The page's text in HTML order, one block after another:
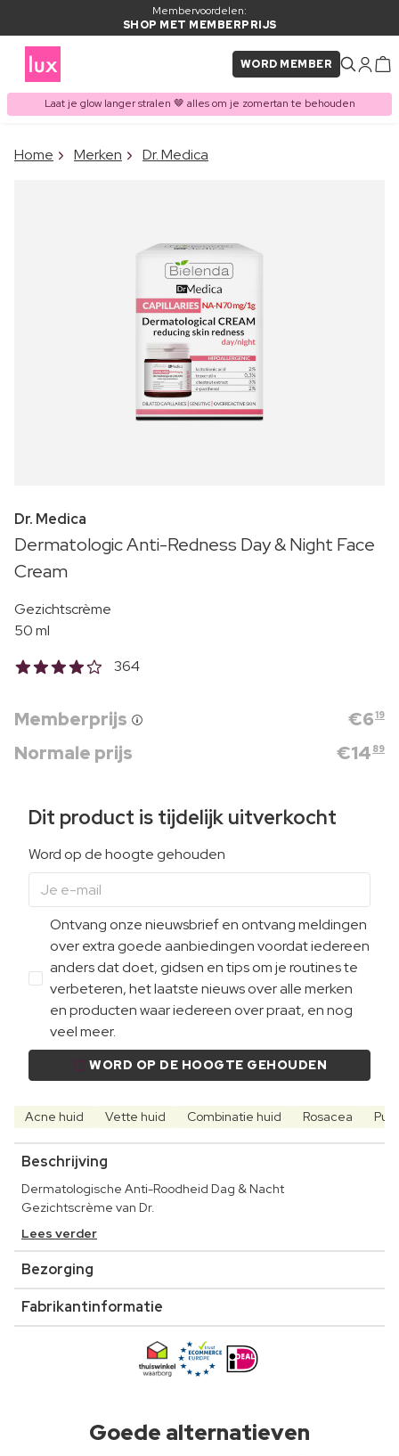
Membervoordelen:
SHOP MET MEMBERPRIJS
WORD MEMBER
Laat je glow langer stralen 🤎 alles om je zomertan te behouden
ITEM TOEGEVOEGD AAN
Home Merken Dr. Medica
Dr. Medica
Dermatologic Anti-Redness Day & Night Face
Cream
Gezichtscrème
50 ml
364
Memberprijs €619
Normale prijs €14 89
Dit product is tijdelijk uitverkocht
Word op de hoogte gehouden
Ontvang onze nieuwsbrief en ontvang meldingen
over extra goede aanbiedingen voordat iedereen
anders dat doet, gidsen en tips om je routines te
verbeteren, het laatste nieuws over alle merken
en producten waar iedereen over praat, en nog
veel meer.
WORD OP DE HOOGTE GEHOUDEN
Acne huid Vette huid Combinatie huid Rosacea
Beschrijving
Dermatologische Anti-Roodheid Dag & Nacht
Gezichtscrème van Dr.
Lees verder
Bezorging
Fabrikantinformatie
Goede alternatieven